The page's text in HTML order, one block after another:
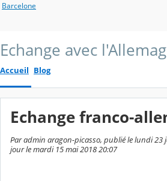
Barcelone
Echange avec
Accueil Blog
Echange franco-
Par admin aragon-picasso, publié le lundi 23
jour le mardi 15 mai 2018 20:07